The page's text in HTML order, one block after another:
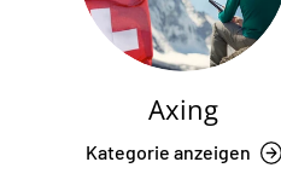
Axing
Kategorie anzeigen